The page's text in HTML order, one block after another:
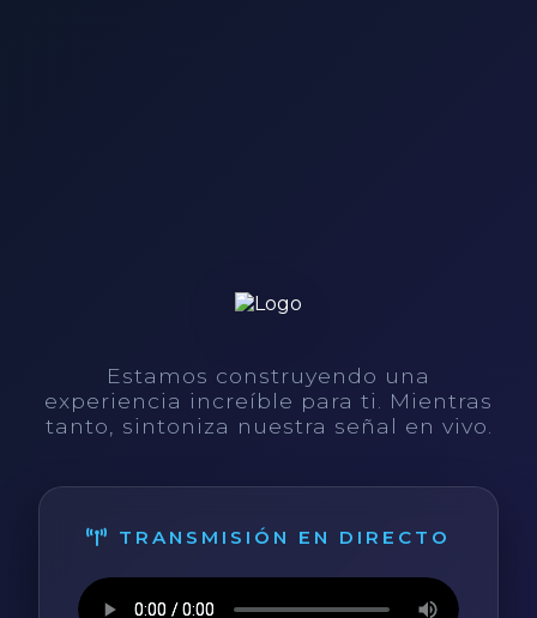
Estamos construyendo una
experiencia increíble para ti. Mientras
tanto, sintoniza nuestra señal en vivo.
TRANSMISIÓN EN DIRECTO